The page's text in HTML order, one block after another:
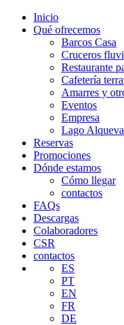
Inicio
Qué ofrecemos
Barcos Casa
Cruceros
Restaurante
Cafetería
Amarres y
Eventos
Empresa
Lago Alqueva
Reservas
Promociones
Dónde estamos
Cómo llegar
contactos
FAQs
Descargas
Colaboradores
CSR
contactos
ES
PT
EN
FR
DE